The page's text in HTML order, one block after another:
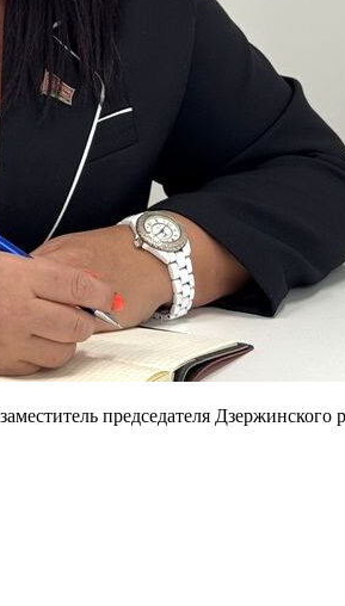
председателя Дзержинского